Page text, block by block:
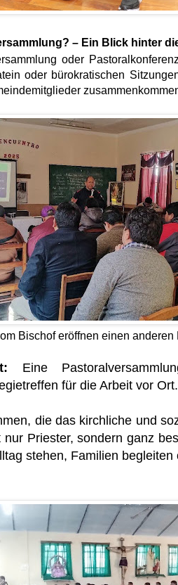
– Ein Blick hinter
oder
oder bürokratischen
Bischof eröffnen einen anderen
Eine
für die Arbeit vor Ort.
die das kirchliche und
Priester, sondern ganz
stehen, Familien